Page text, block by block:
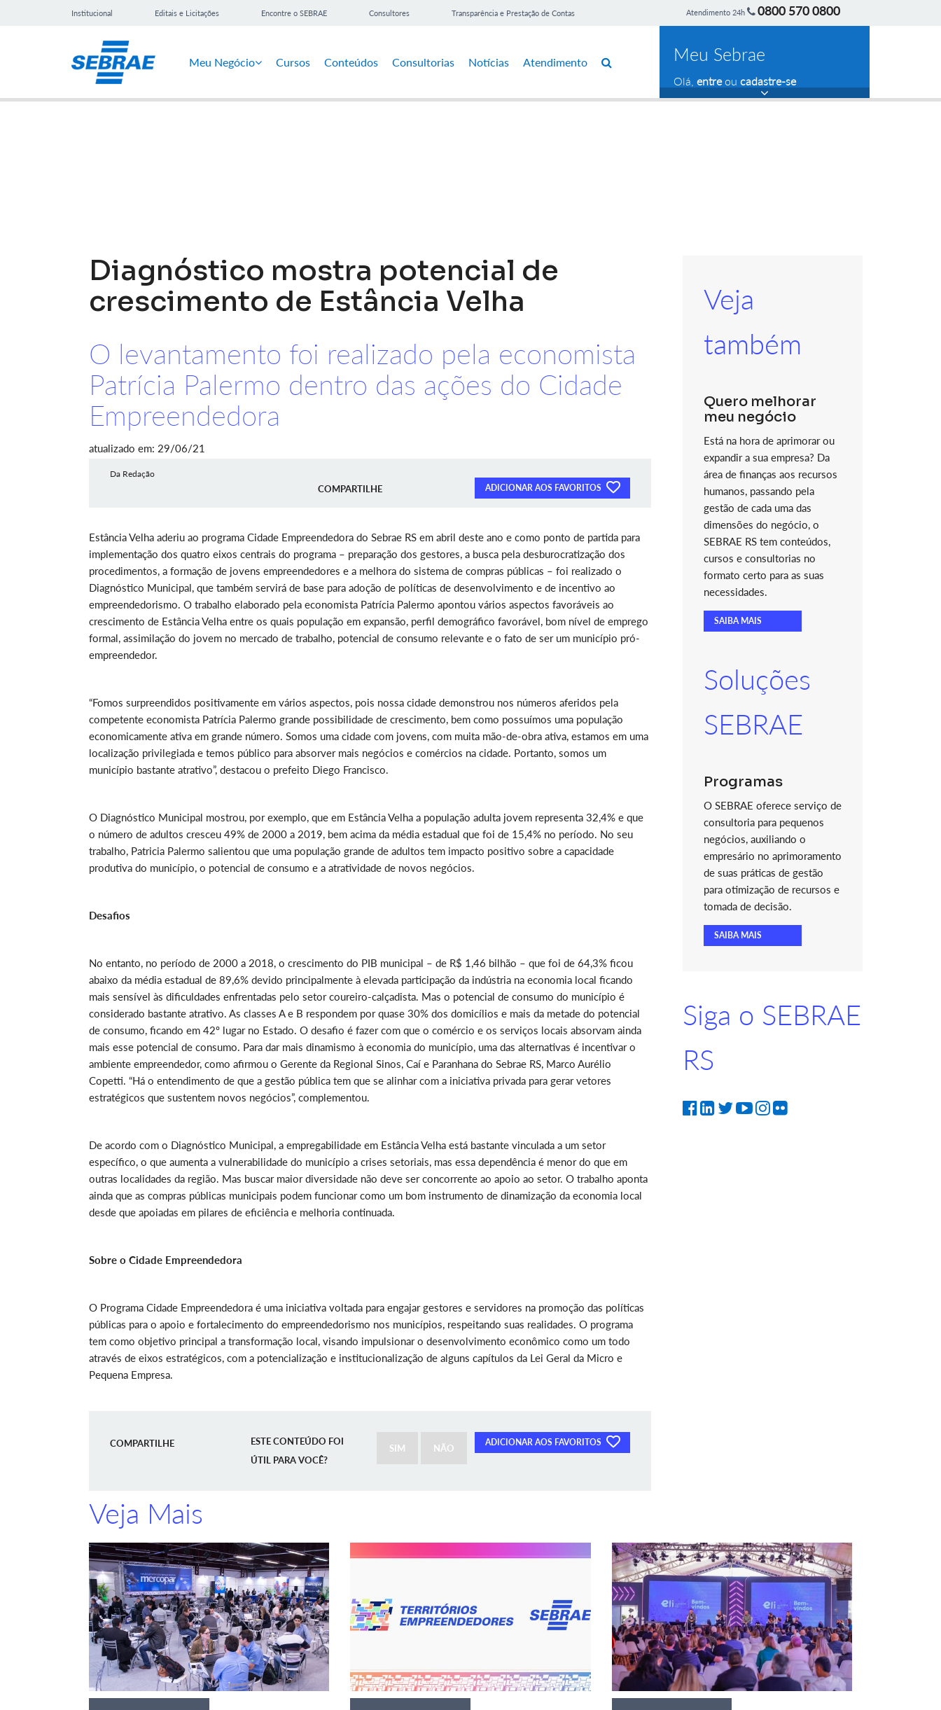
Institucional Editais e Licitações Encontre o SEBRAE Consultores Transparência e Prestação de Contas Atendimento 24h 0800 570 0800
Meu Negócio Cursos Conteúdos Consultorias Notícias Atendimento Meu Sebrae
Olá, entreou cadastre-se
Diagnóstico mostra potencial de
crescimento de Estância Velha
O levantamento foi realizado pela economista
Patrícia Palermo dentro das ações do Cidade
Empreendedora
atualizado em: 29/06/21
Da Redação
COMPARTILHE ADICIONAR AOS FAVORITOS
Estância Velha aderiu ao programa Cidade Empreendedora do Sebrae RS em abril deste ano e como ponto de partida para
implementação dos quatro eixos centrais do programa – preparação dos gestores, a busca pela desburocratização dos
procedimentos, a formação de jovens empreendedores e a melhora do sistema de compras públicas – foi realizado o
Diagnóstico Municipal, que também servirá de base para adoção de políticas de desenvolvimento e de incentivo ao
empreendedorismo. O trabalho elaborado pela economista Patrícia Palermo apontou vários aspectos favoráveis ao
crescimento de Estância Velha entre os quais população em expansão, perfil demográfico favorável, bom nível de emprego
formal, assimilação do jovem no mercado de trabalho, potencial de consumo relevante e o fato de ser um município pró-
empreendedor.
“Fomos surpreendidos positivamente em vários aspectos, pois nossa cidade demonstrou nos números aferidos pela
competente economista Patrícia Palermo grande possibilidade de crescimento, bem como possuímos uma população
economicamente ativa em grande número. Somos uma cidade com jovens, com muita mão-de-obra ativa, estamos em uma
localização privilegiada e temos público para absorver mais negócios e comércios na cidade. Portanto, somos um
município bastante atrativo”, destacou o prefeito Diego Francisco.
O Diagnóstico Municipal mostrou, por exemplo, que em Estância Velha a população adulta jovem representa 32,4% e que
o número de adultos cresceu 49% de 2000 a 2019, bem acima da média estadual que foi de 15,4% no período. No seu
trabalho, Patricia Palermo salientou que uma população grande de adultos tem impacto positivo sobre a capacidade
produtiva do município, o potencial de consumo e a atratividade de novos negócios.
Desafios
No entanto, no período de 2000 a 2018, o crescimento do PIB municipal – de R$ 1,46 bilhão – que foi de 64,3% ficou
abaixo da média estadual de 89,6% devido principalmente à elevada participação da indústria na economia local ficando
mais sensível às dificuldades enfrentadas pelo setor coureiro-calçadista. Mas o potencial de consumo do município é
considerado bastante atrativo. As classes A e B respondem por quase 30% dos domicílios e mais da metade do potencial
de consumo, ficando em 42º lugar no Estado. O desafio é fazer com que o comércio e os serviços locais absorvam ainda
mais esse potencial de consumo. Para dar mais dinamismo à economia do município, uma das alternativas é incentivar o
ambiente empreendedor, como afirmou o Gerente da Regional Sinos, Caí e Paranhana do Sebrae RS, Marco Aurélio
Copetti. “Há o entendimento de que a gestão pública tem que se alinhar com a iniciativa privada para gerar vetores
estratégicos que sustentem novos negócios”, complementou.
De acordo com o Diagnóstico Municipal, a empregabilidade em Estância Velha está bastante vinculada a um setor
específico, o que aumenta a vulnerabilidade do município a crises setoriais, mas essa dependência é menor do que em
outras localidades da região. Mas buscar maior diversidade não deve ser concorrente ao apoio ao setor. O trabalho aponta
ainda que as compras públicas municipais podem funcionar como um bom instrumento de dinamização da economia local
desde que apoiadas em pilares de eficiência e melhoria continuada.
Sobre o Cidade Empreendedora
O Programa Cidade Empreendedora é uma iniciativa voltada para engajar gestores e servidores na promoção das políticas
públicas para o apoio e fortalecimento do empreendedorismo nos municípios, respeitando suas realidades. O programa
tem como objetivo principal a transformação local, visando impulsionar o desenvolvimento econômico como um todo
através de eixos estratégicos, com a potencialização e institucionalização de alguns capítulos da Lei Geral da Micro e
Pequena Empresa.
COMPARTILHE ADICIONAR AOS FAVORITOS
ESTE CONTEÚDO FOI
ÚTIL PARA VOCÊ?
SIM NÃO
Veja
também
Quero melhorar
meu negócio
Está na hora de aprimorar ou
expandir a sua empresa? Da
área de finanças aos recursos
humanos, passando pela
gestão de cada uma das
dimensões do negócio, o
SEBRAE RS tem conteúdos,
cursos e consultorias no
formato certo para as suas
necessidades.
SAIBA MAIS
Soluções
SEBRAE
Programas
O SEBRAE oferece serviço de
consultoria para pequenos
negócios, auxiliando o
empresário no aprimoramento
de suas práticas de gestão
para otimização de recursos e
tomada de decisão.
SAIBA MAIS
Siga o SEBRAE
RS
Veja Mais